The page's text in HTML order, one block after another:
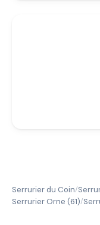
Serrurier du Coin/
Serrurier Orne (61)/